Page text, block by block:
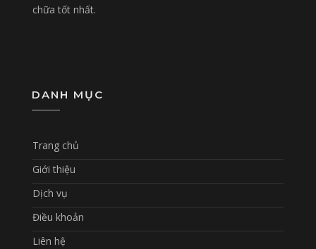
chữa tốt nhất.
DANH MỤC
Trang chủ
Giới thiệu
Dịch vụ
Điều khoản
Liên hệ